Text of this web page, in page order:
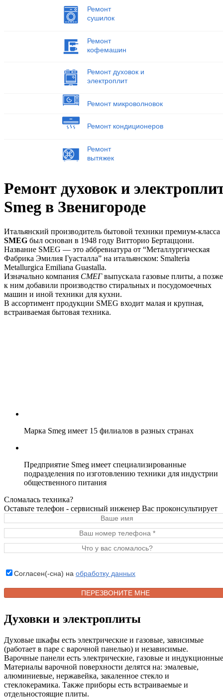
Ремонт
сушилок
Ремонт
кофемашин
Ремонт духовок и
электроплит
Ремонт микроволновок
Ремонт кондиционеров
Ремонт
вытяжек
Ремонт духовок и
Smeg в Звенигороде
Итальянский производитель бытовой техники премиум-класса
SMEG был основан в 1948 году Витторио Бертаццони.
Название SMEG — это аббревиатура от “Металлургическая
Фабрика Эмилия Гуасталла” на итальянском: Smalteria
Metallurgica Emiliana Guastalla.
Изначально компания СМЕГвыпускала газовые плиты, а позже
к ним добавили производство стиральных и посудомоечных
машин и иной техники для кухни.
В ассортимент продукции SMEG входит малая и крупная,
встраиваемая бытовая техника.
Марка Smeg имеет 15 филиалов в разных странах
Предприятие Smeg имеет специализированные
подразделения по изготовлению техники для индустрии
общественного питания
Сломалась техника?
Оставьте телефон - сервисный инженер Вас проконсультирует
Согласен(-сна) на обработку данных
Духовки и электроплиты
Духовые шкафы есть электрические и газовые, зависимые
(работает в паре с варочной панелью) и независимые.
Варочные панели есть электрические, газовые и
Материалы варочной поверхности делятся на: эмалевые,
алюминиевые, нержавейка, закаленное стекло и
стеклокерамика. Также приборы есть встраиваемые и
отдельностоящие плиты.